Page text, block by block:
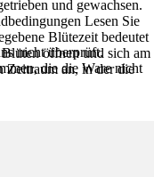
und gewachsen.
Lesen Sie
Blütezeit bedeutet
öffnen und sich am
Zeitraum an, in der die
nicht überprüft.
die die Ware nicht